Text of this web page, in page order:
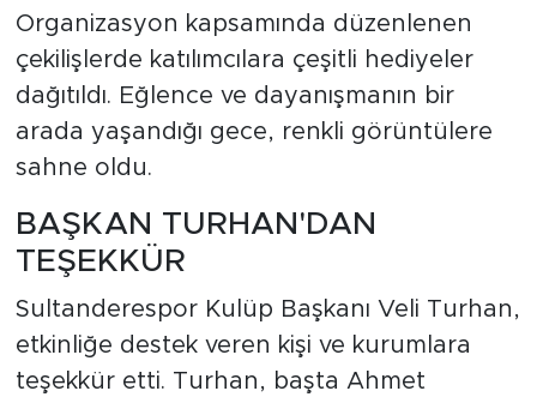
Organizasyon kapsamında düzenlenen
çekilişlerde katılımcılara çeşitli hediyeler
dağıtıldı. Eğlence ve dayanışmanın bir
arada yaşandığı gece, renkli görüntülere
sahne oldu.
BAŞKAN TURHAN'DAN
TEŞEKKÜR
Sultanderespor Kulüp Başkanı Veli Turhan,
etkinliğe destek veren kişi ve kurumlara
teşekkür etti. Turhan, başta Ahmet